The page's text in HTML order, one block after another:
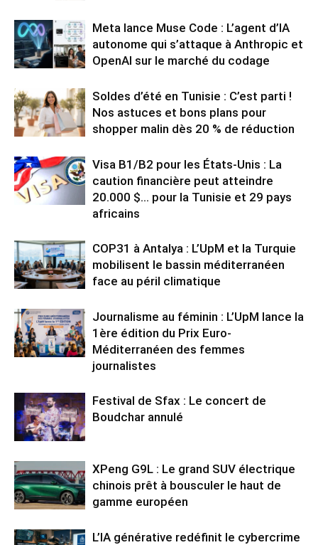
Meta lance Muse Code : L’agent d’IA
autonome qui s’attaque à Anthropic et
OpenAI sur le marché du codage
Soldes d’été en Tunisie : C’est parti !
Nos astuces et bons plans pour
shopper malin dès 20 % de réduction
Visa B1/B2 pour les États-Unis : La
caution financière peut atteindre
20.000 $… pour la Tunisie et 29 pays
africains
COP31 à Antalya : L’UpM et la Turquie
mobilisent le bassin méditerranéen
face au péril climatique
Journalisme au féminin : L’UpM lance la
1ère édition du Prix Euro-
Méditerranéen des femmes
journalistes
Festival de Sfax : Le concert de
Boudchar annulé
XPeng G9L : Le grand SUV électrique
chinois prêt à bousculer le haut de
gamme européen
L’IA générative redéfinit le cybercrime